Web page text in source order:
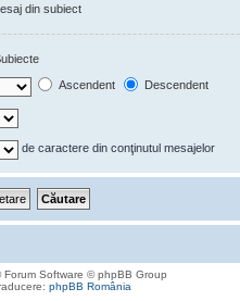
din subiect
Ascendent Descendent
de caractere din conţinutul mesajelor
Forum Software © phpBB Group
phpBB România